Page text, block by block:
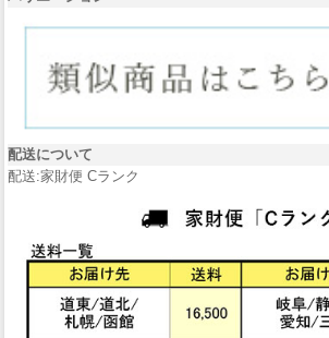
配送について
配送:家財便 Cランク